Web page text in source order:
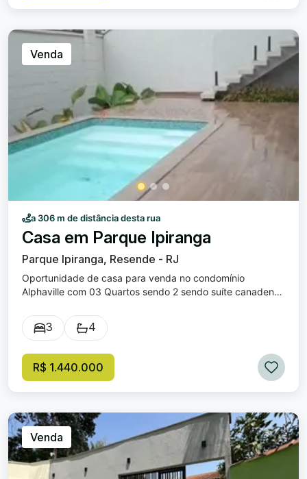
um dos bairros mais desejados da região. Não perca esta
oportunidade de viver com conforto e praticidade no
Parque Ipiranga!
Venda
a 306 m de distância desta rua
Casa em Parque Ipiranga
Parque Ipiranga, Resende - RJ
Oportunidade de casa para venda no condomínio
Alphaville com 03 Quartos sendo 2 sendo suíte canadense
com armários planejados, banheiro social, área de serviço,
área com churrasqueira e lavabo externo, piscina, vaga
fase 2. Valor de venda: R$ 1.440.000,00. Condomínio: R$
550,00. IPTU: R$ 200,00 (VALOR DA PARCELA
dois clubes, várias praças de lazer implantadas por todo
condomínio, pista de caminhada, localizado na Av.
Augusto de Carvalho, a 5 minutos do centro e próximo ao
bairro Manejo, o qual oferece grande variedade de
comércio e serviços. Possui portaria 24h, monitoramento
3 4
R$ 1.440.000
Venda